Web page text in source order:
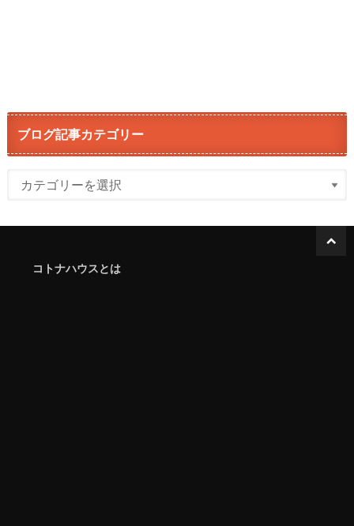
ブログ記事カテゴリー
コトナハウスとは